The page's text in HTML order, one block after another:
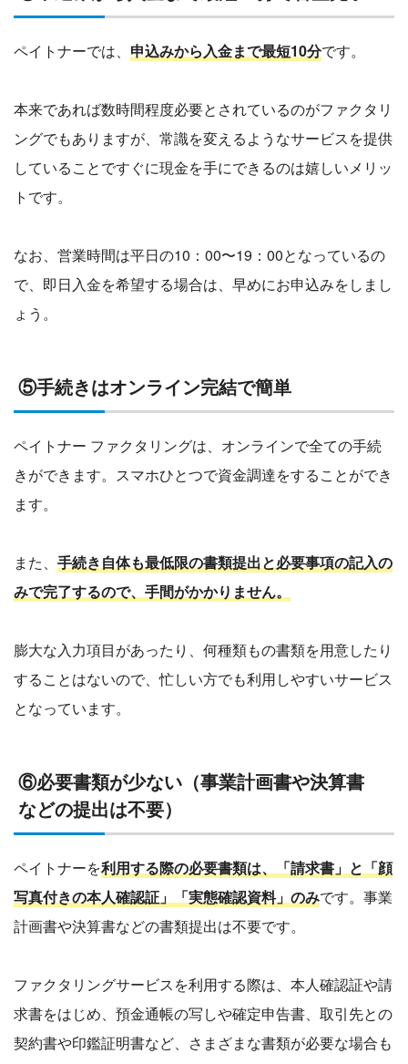
ペイトナーでは、 申込みから入金まで最短10分です。
本来であれば数時間程度必要とされているのがファクタリ
ングでもありますが、常識を変えるようなサービスを提供
していることですぐに現金を手にできるのは嬉しいメリッ
トです。
なお、営業時間は平日の10：00〜19：00となっているの
で、即日入金を希望する場合は、早めにお申込みをしまし
ょう。
⑤手続きはオンライン完結で簡単
ペイトナー ファクタリングは、オンラインで全ての手続
きができます。スマホひとつで資金調達をすることができ
ます。
また、 手続き自体も最低限の書類提出と必要事項の記入の
みで完了するので、手間がかかりません。
膨大な入力項目があったり、何種類もの書類を用意したり
することはないので、忙しい方でも利用しやすいサービス
となっています。
⑥必要書類が少ない（事業計画書や決算書
などの提出は不要）
ペイトナーを利用する際の必要書類は、「請求書」と「顔
写真付きの本人確認証」「実態確認資料」のみです。事業
計画書や決算書などの書類提出は不要です。
ファクタリングサービスを利用する際は、本人確認証や請
求書をはじめ、預金通帳の写しや確定申告書、取引先との
契約書や印鑑証明書など、さまざまな書類が必要な場合も